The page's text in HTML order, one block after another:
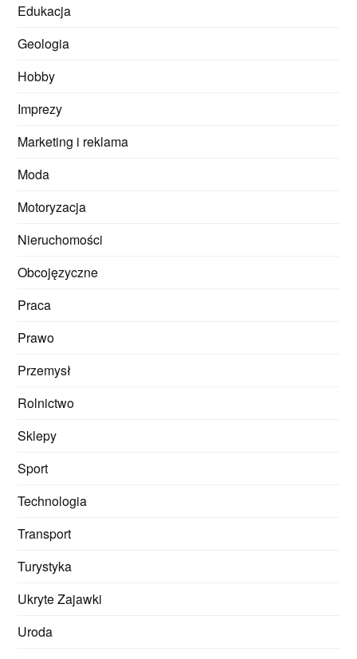
Edukacja
Geologia
Hobby
Imprezy
Marketing i reklama
Moda
Motoryzacja
Nieruchomości
Obcojęzyczne
Praca
Prawo
Przemysł
Rolnictwo
Sklepy
Sport
Technologia
Transport
Turystyka
Ukryte Zajawki
Uroda